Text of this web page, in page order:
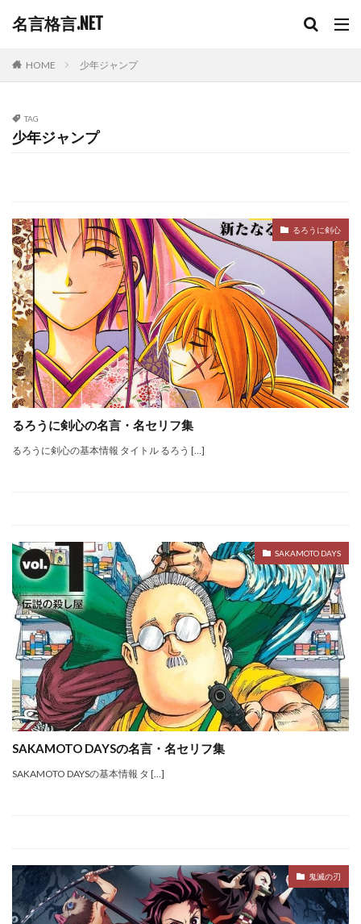
名言格言.NET
HOME 少年ジャンプ
TAG
少年ジャンプ
るろうに剣心
るろうに剣心の名言・名セリフ集
るろうに剣心の基本情報 タイトル るろう […]
SAKAMOTO DAYS
SAKAMOTO DAYSの名言・名セリフ集
SAKAMOTO DAYSの基本情報 タ […]
鬼滅の刃